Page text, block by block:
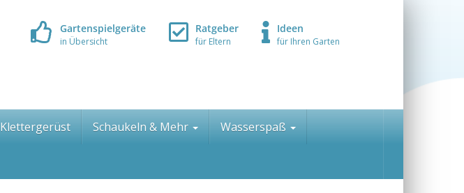
Gartenspielgeräte
in Übersicht
Ratgeber
für Eltern
Ideen
für Ihren Garten
Klettergerüst Schaukeln & Mehr Wasserspaß